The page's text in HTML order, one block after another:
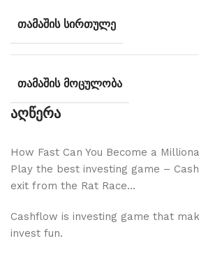
ᲗᲐᲛᲐᲨᲘᲡ ᲡᲘᲠᲗᲣᲚᲔ
ᲗᲐᲛᲐᲨᲘᲡ ᲛᲝᲪᲣᲚᲝᲑᲐ
აღწერა
How Fast Can You Become a
Play the best investing game –
exit from the Rat Race…
Cashflow is investing game that
invest fun.